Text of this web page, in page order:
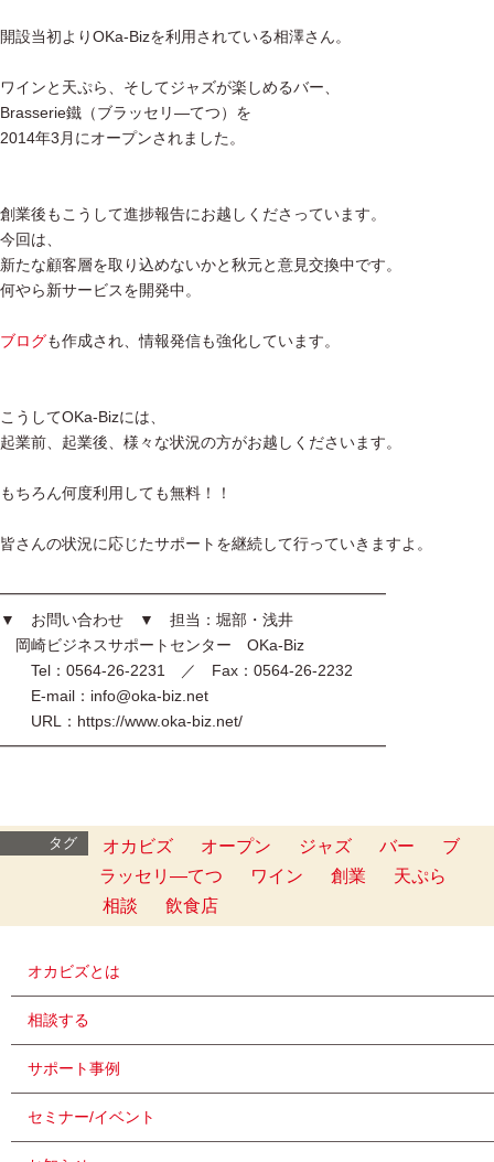
開設当初よりOKa-Bizを利用されている相澤さん。
ワインと天ぷら、そしてジャズが楽しめるバー、
Brasserie鐵（ブラッセリ―てつ）を
2014年3月にオープンされました。
創業後もこうして進捗報告にお越しくださっています。
今回は、
新たな顧客層を取り込めないかと秋元と意見交換中です。
何やら新サービスを開発中。
ブログも作成され、情報発信も強化しています。
こうしてOKa-Bizには、
起業前、起業後、様々な状況の方がお越しくださいます。
もちろん何度利用しても無料！！
皆さんの状況に応じたサポートを継続して行っていきますよ。
━━━━━━━━━━━━━━━━━━━━━━━━━
▼ お問い合わせ ▼ 担当：堀部・浅井
岡崎ビジネスサポートセンター OKa-Biz
Tel：0564-26-2231 ／ Fax：0564-26-2232
E-mail：info@oka-biz.net
URL：https://www.oka-biz.net/
━━━━━━━━━━━━━━━━━━━━━━━━━
タグ オカビズ オープン ジャズ バー
ブ
ラッセリ―てつ
ワイン 創業
天ぷら
相談
飲食店
オカビズとは
相談する
サポート事例
セミナー/イベント